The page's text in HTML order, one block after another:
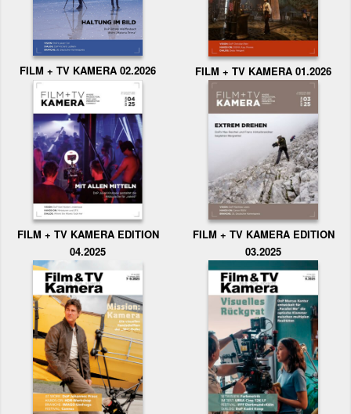
FILM + TV KAMERA 02.2026 FILM + TV KAMERA 01.2026
FILM + TV KAMERA EDITION
04.2025
FILM + TV KAMERA EDITION
03.2025